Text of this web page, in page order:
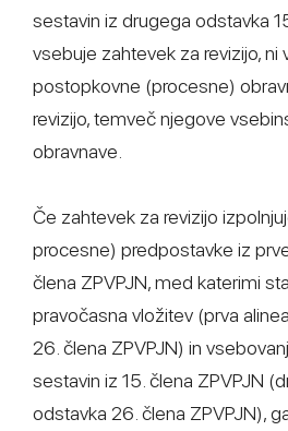
sestavin iz drugega odstavka
vsebuje zahtevek za revizijo, ni
postopkovne (procesne)
revizijo, temveč njegove
obravnave.
Če zahtevek za revizijo
procesne) predpostavke iz
člena ZPVPJN, med katerimi
pravočasna vložitev (prva
26. člena ZPVPJN) in
sestavin iz 15. člena ZPVPJN
odstavka 26. člena ZPVPJN),